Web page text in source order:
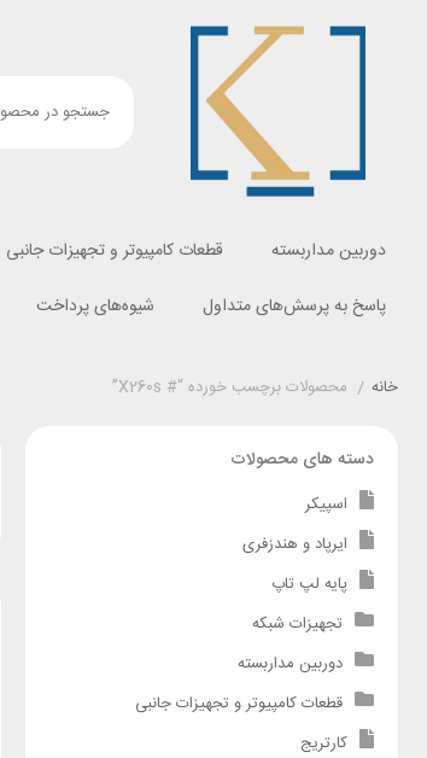
دوربین مداربسته قطعات کامپیوتر و تجهیزات جانبی
پاسخ به پرسش‌های متداول
شیوه‌های پرداخت
خانه / محصولات برچسب خورده “# X260s”
دسته های محصولات
اسپیکر
ایرپاد و هندزفری
پایه لپ تاپ
تجهیزات شبکه
دوربین مداربسته
قطعات کامپیوتر و تجهیزات جانبی
کارتریج